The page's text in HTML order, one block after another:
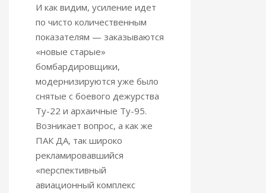
И как видим, усиление идет
по чисто количественным
показателям — заказываются
«новые старые»
бомбардировщики,
модернизируются уже было
снятые с боевого дежурства
Ту-22 и архаичные Ту-95.
Возникает вопрос, а как же
ПАК ДА, так широко
рекламировавшийся
«перспективный
авиационный комплекс